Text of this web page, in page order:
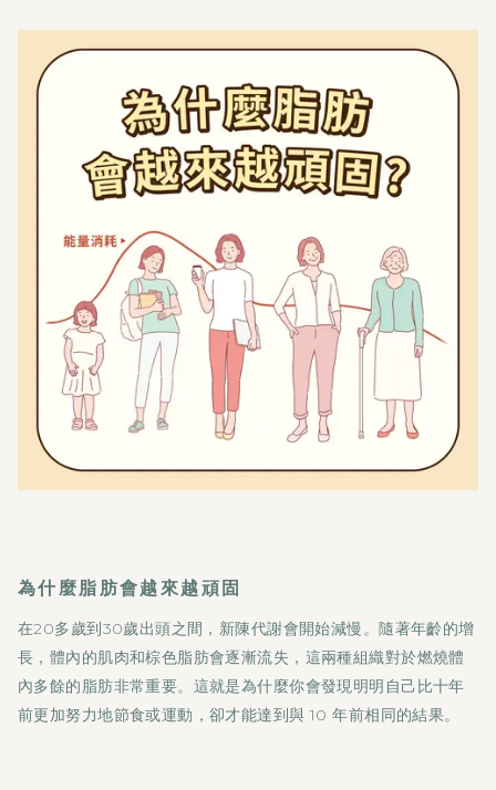
為什麼脂肪會越來越頑固
在20多歲到30歲出頭之間，新陳代謝會開始減慢。隨著年齡的增
長，體內的肌肉和棕色脂肪會逐漸流失，這兩種組織對於燃燒體
內多餘的脂肪非常重要。這就是為什麼你會發現明明自己比十年
前更加努力地節食或運動，卻才能達到與 10 年前相同的結果。